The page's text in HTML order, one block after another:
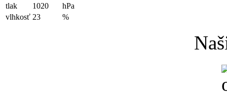
tlak
1020
hPa
vlhkosť 23 %